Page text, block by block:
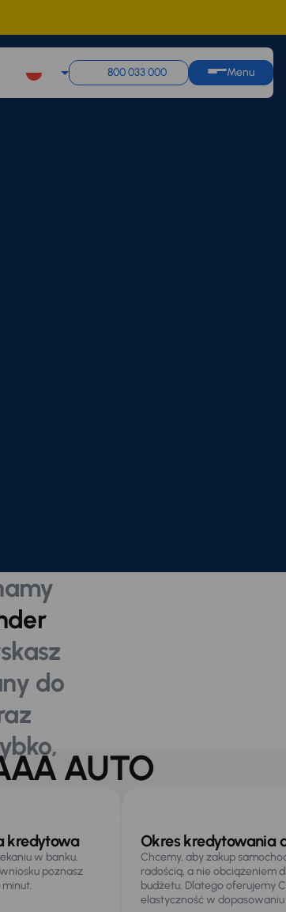
800 033 000 Menu
do
AUTO
kredytowa
w banku.
poznasz
Okres kredytowania
Chcemy, aby zakup
radością, a nie obciążeniem
budżetu. Dlatego oferujemy
elastyczność w